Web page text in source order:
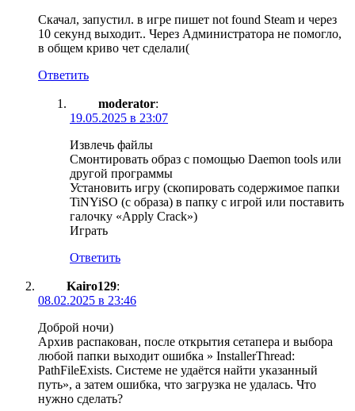
Скачал, запустил. в игре пишет not found Steam и через
10 секунд выходит.. Через Администратора не помогло,
в общем криво чет сделали(
Ответить
moderator:
19.05.2025 в 23:07
Извлечь файлы
Смонтировать образ с помощью Daemon tools или
другой программы
Установить игру (скопировать содержимое папки
TiNYiSO (с образа) в папку с игрой или поставить
галочку «Apply Crack»)
Играть
Ответить
Kairo129:
08.02.2025 в 23:46
Доброй ночи)
Архив распакован, после открытия сетапера и выбора
любой папки выходит ошибка » InstallerThread:
PathFileExists. Системе не удаётся найти указанный
путь», а затем ошибка, что загрузка не удалась. Что
нужно сделать?